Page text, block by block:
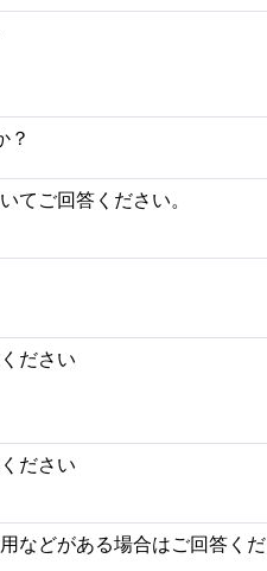
？
てご回答ください。
ださい
ださい
などがある場合はご回答くだ